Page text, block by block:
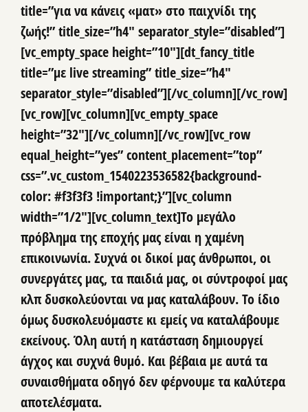
title=”για να κάνεις «ματ» στο παιχνίδι της
ζωής!” title_size=”h4″ separator_style=”disabled”]
[vc_empty_space height=”10″][dt_fancy_title
title=”με live streaming” title_size=”h4″
separator_style=”disabled”][/vc_column][/vc_row]
[vc_row][vc_column][vc_empty_space
height=”32″][/vc_column][/vc_row][vc_row
equal_height=”yes” content_placement=”top”
css=”.vc_custom_1540223536582{background-
color: #f3f3f3 !important;}”][vc_column
width=”1/2″][vc_column_text]Το μεγάλο
πρόβλημα της εποχής μας είναι η χαμένη
επικοινωνία. Συχνά οι δικοί μας άνθρωποι, οι
συνεργάτες μας, τα παιδιά μας, οι σύντροφοί μας
κλπ δυσκολεύονται να μας καταλάβουν. Το ίδιο
όμως δυσκολευόμαστε κι εμείς να καταλάβουμε
εκείνους. Όλη αυτή η κατάσταση δημιουργεί
άγχος και συχνά θυμό. Και βέβαια με αυτά τα
συναισθήματα οδηγό δεν φέρνουμε τα καλύτερα
αποτελέσματα.